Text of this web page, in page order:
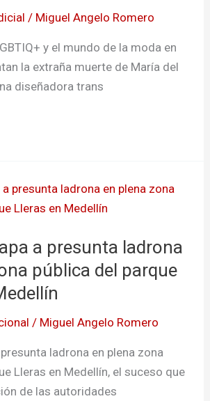
/ Miguel Angelo Romero
y el mundo de la moda en
la extraña muerte de María del
diseñadora trans
a presunta ladrona
pública del parque
/ Miguel Angelo Romero
ladrona en plena zona
Lleras en Medellín, el suceso que
de las autoridades